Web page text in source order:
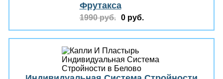
Фрутакса
1990 руб. 0 руб.